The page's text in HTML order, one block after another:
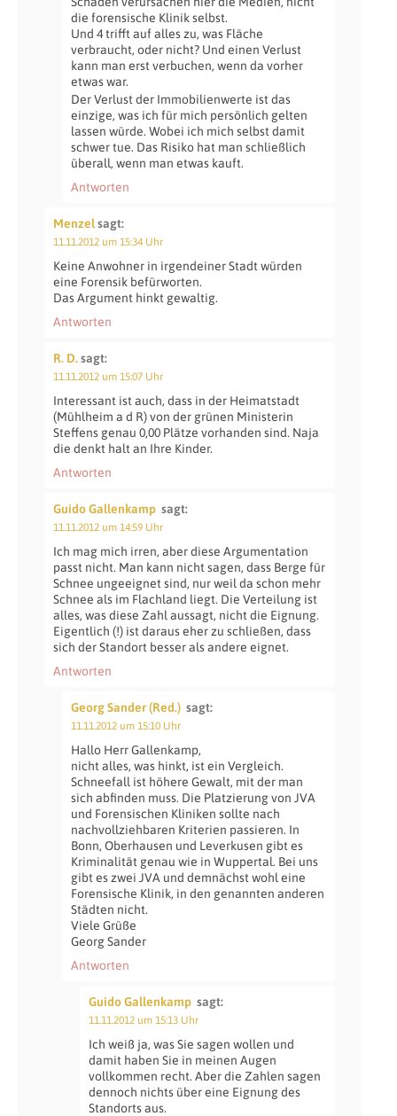
die forensische Klinik selbst.
Und 4 trifft auf alles zu, was Fläche
verbraucht, oder nicht? Und einen Verlust
kann man erst verbuchen, wenn da vorher
etwas war.
Der Verlust der Immobilienwerte ist das
einzige, was ich für mich persönlich gelten
lassen würde. Wobei ich mich selbst damit
schwer tue. Das Risiko hat man schließlich
überall, wenn man etwas kauft.
Antworten
Menzelsagt:
11.11.2012 um 15:34 Uhr
Keine Anwohner in irgendeiner Stadt würden
eine Forensik befürworten.
Das Argument hinkt gewaltig.
Antworten
R. D.sagt:
11.11.2012 um 15:07 Uhr
Interessant ist auch, dass in der Heimatstadt
(Mühlheim a d R) von der grünen Ministerin
Steffens genau 0,00 Plätze vorhanden sind. Naja
die denkt halt an Ihre Kinder.
Antworten
Guido Gallenkamp sagt:
11.11.2012 um 14:59 Uhr
Ich mag mich irren, aber diese Argumentation
passt nicht. Man kann nicht sagen, dass Berge für
Schnee ungeeignet sind, nur weil da schon mehr
Schnee als im Flachland liegt. Die Verteilung ist
alles, was diese Zahl aussagt, nicht die Eignung.
Eigentlich (!) ist daraus eher zu schließen, dass
sich der Standort besser als andere eignet.
Antworten
Georg Sander (Red.) sagt:
11.11.2012 um 15:10 Uhr
Hallo Herr Gallenkamp,
nicht alles, was hinkt, ist ein Vergleich.
Schneefall ist höhere Gewalt, mit der man
sich abfinden muss. Die Platzierung von JVA
und Forensischen Kliniken sollte nach
nachvollziehbaren Kriterien passieren. In
Bonn, Oberhausen und Leverkusen gibt es
Kriminalität genau wie in Wuppertal. Bei uns
gibt es zwei JVA und demnächst wohl eine
Forensische Klinik, in den genannten anderen
Städten nicht.
Viele Grüße
Georg Sander
Antworten
Guido Gallenkamp sagt:
11.11.2012 um 15:13 Uhr
Ich weiß ja, was Sie sagen wollen und
damit haben Sie in meinen Augen
vollkommen recht. Aber die Zahlen sagen
dennoch nichts über eine Eignung des
Standorts aus.